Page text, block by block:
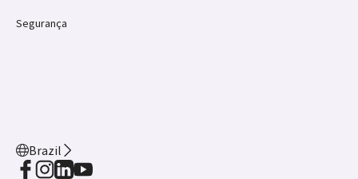
Segurança
Brazil